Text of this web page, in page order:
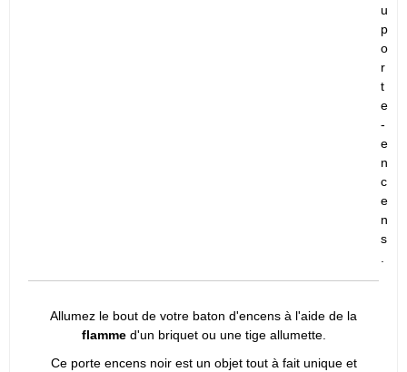
u
p
o
r
t
e
-
e
n
c
e
n
s
Allumez le bout de votre baton d'encens à l'aide de la
flammed'un briquet ou une tige allumette.
Ce porte encens noir est un objet tout à fait unique et